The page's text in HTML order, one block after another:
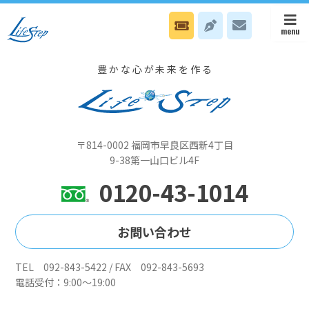
2/7 本部はスタッフ無料電話Nカウンセリング、八幡オフィスは宗像
ユリックスでセミナーです
豊かな心が未来を作る
〒814-0002 福岡市早良区西新4丁目
9-38第一山口ビル4F
0120-43-1014
お問い合わせ
TEL 092-843-5422 / FAX 092-843-5693
電話受付：9:00～19:00